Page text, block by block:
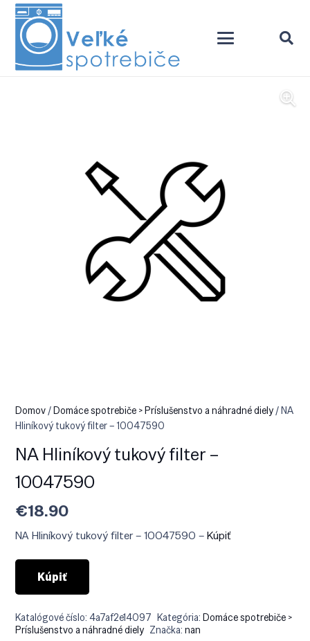
Domov/Domáce spotrebiče > Príslušenstvo a náhradné diely/ NA
Hliníkový tukový filter – 10047590
NA Hliníkový tukový filter –
10047590
€18.90
NA Hliníkový tukový filter – 10047590 –Kúpiť
Kúpiť
Katalógové číslo:4a7af2e14097 Kategória:Domáce spotrebiče >
Príslušenstvo a náhradné diely Značka:nan